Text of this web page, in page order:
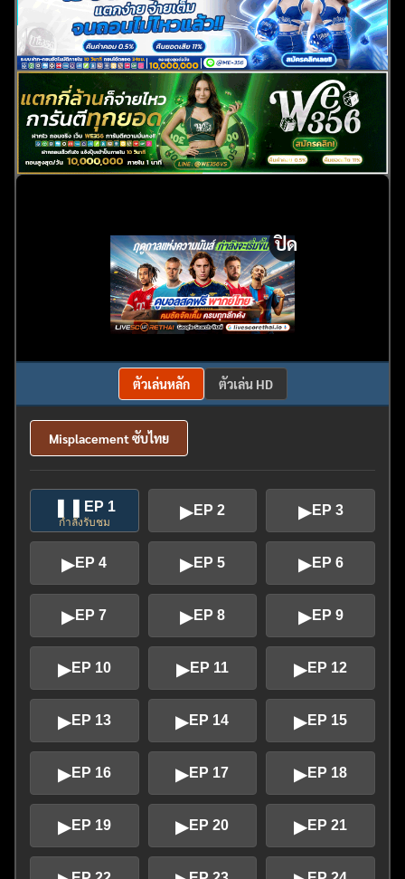
ปิด
ตัวเล่นหลัก ตัวเล่น HD
Misplacement ซับไทย
EP 1
กำลังรับชม
▶EP 2 ▶EP 3
▶EP 4 ▶EP 5 ▶EP 6
▶EP 7 ▶EP 8 ▶EP 9
▶EP 10 ▶EP 11 ▶EP 12
▶EP 13 ▶EP 14 ▶EP 15
▶EP 16 ▶EP 17 ▶EP 18
▶EP 19 ▶EP 20 ▶EP 21